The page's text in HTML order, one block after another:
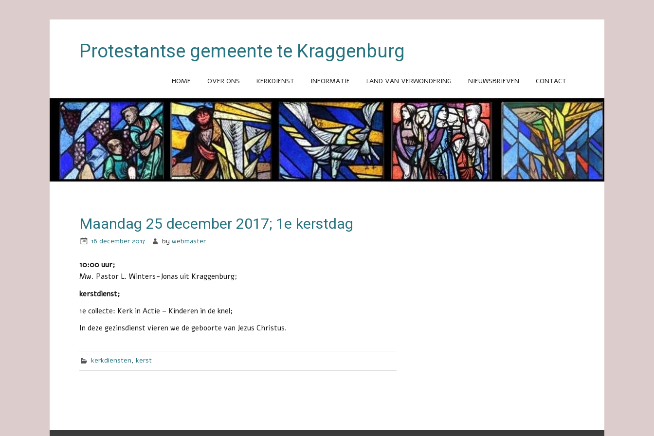
Protestantse gemeente te Kraggenburg
HOME OVER ONS KERKDIENST INFORMATIE LAND VAN VERWONDERING NIEUWSBRIEVEN CONTACT
Maandag 25 december 2017; 1e kerstdag
16 december 2017 by webmaster
10:00 uur;
Mw. Pastor L. Winters-Jonas uit Kraggenburg;
kerstdienst;
1e collecte: Kerk in Actie – Kinderen in de knel;
In deze gezinsdienst vieren we de geboorte van Jezus Christus.
kerkdiensten, kerst